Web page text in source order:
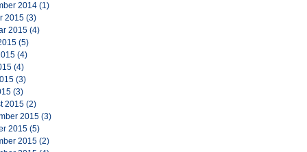
2014 (1)
2015 (3)
2015 (4)
(5)
(4)
(4)
(3)
(3)
2015 (2)
2015 (3)
2015 (5)
2015 (2)